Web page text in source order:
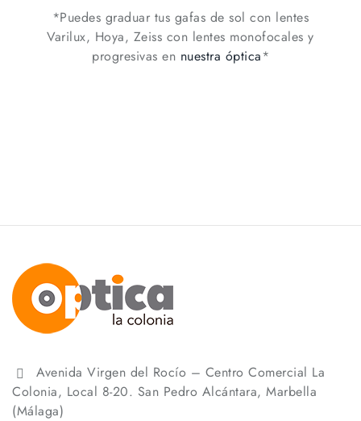
*Puedes graduar tus gafas de sol con lentes
Varilux, Hoya, Zeiss con lentes monofocales y
progresivas en nuestra óptica*
Avenida Virgen del Rocío – Centro Comercial La
Colonia, Local 8-20. San Pedro Alcántara, Marbella
(Málaga)